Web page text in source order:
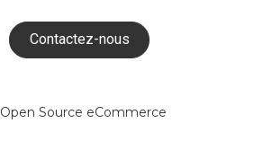
Contactez-nous
Open Source eCommerce